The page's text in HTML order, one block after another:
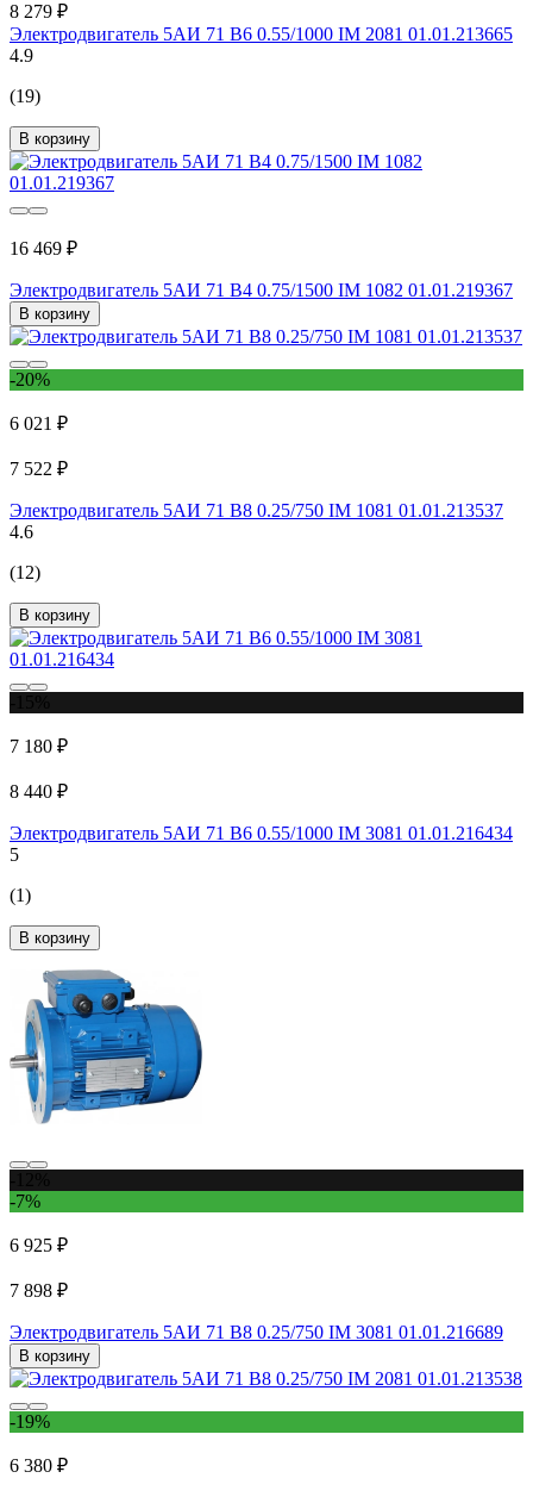
8 279 ₽
Электродвигатель 5АИ 71 В6 0.55/1000 IM 2081 01.01.213665
4.9
(19)
В корзину
16 469 ₽
Электродвигатель 5АИ 71 В4 0.75/1500 IM 1082 01.01.219367
В корзину
-20%
6 021 ₽
7 522 ₽
Электродвигатель 5АИ 71 В8 0.25/750 IM 1081 01.01.213537
4.6
(12)
В корзину
7 180 ₽
8 440 ₽
Электродвигатель 5АИ 71 В6 0.55/1000 IM 3081 01.01.216434
5
(1)
В корзину
-7%
6 925 ₽
7 898 ₽
Электродвигатель 5АИ 71 В8 0.25/750 IM 3081 01.01.216689
В корзину
-19%
6 380 ₽